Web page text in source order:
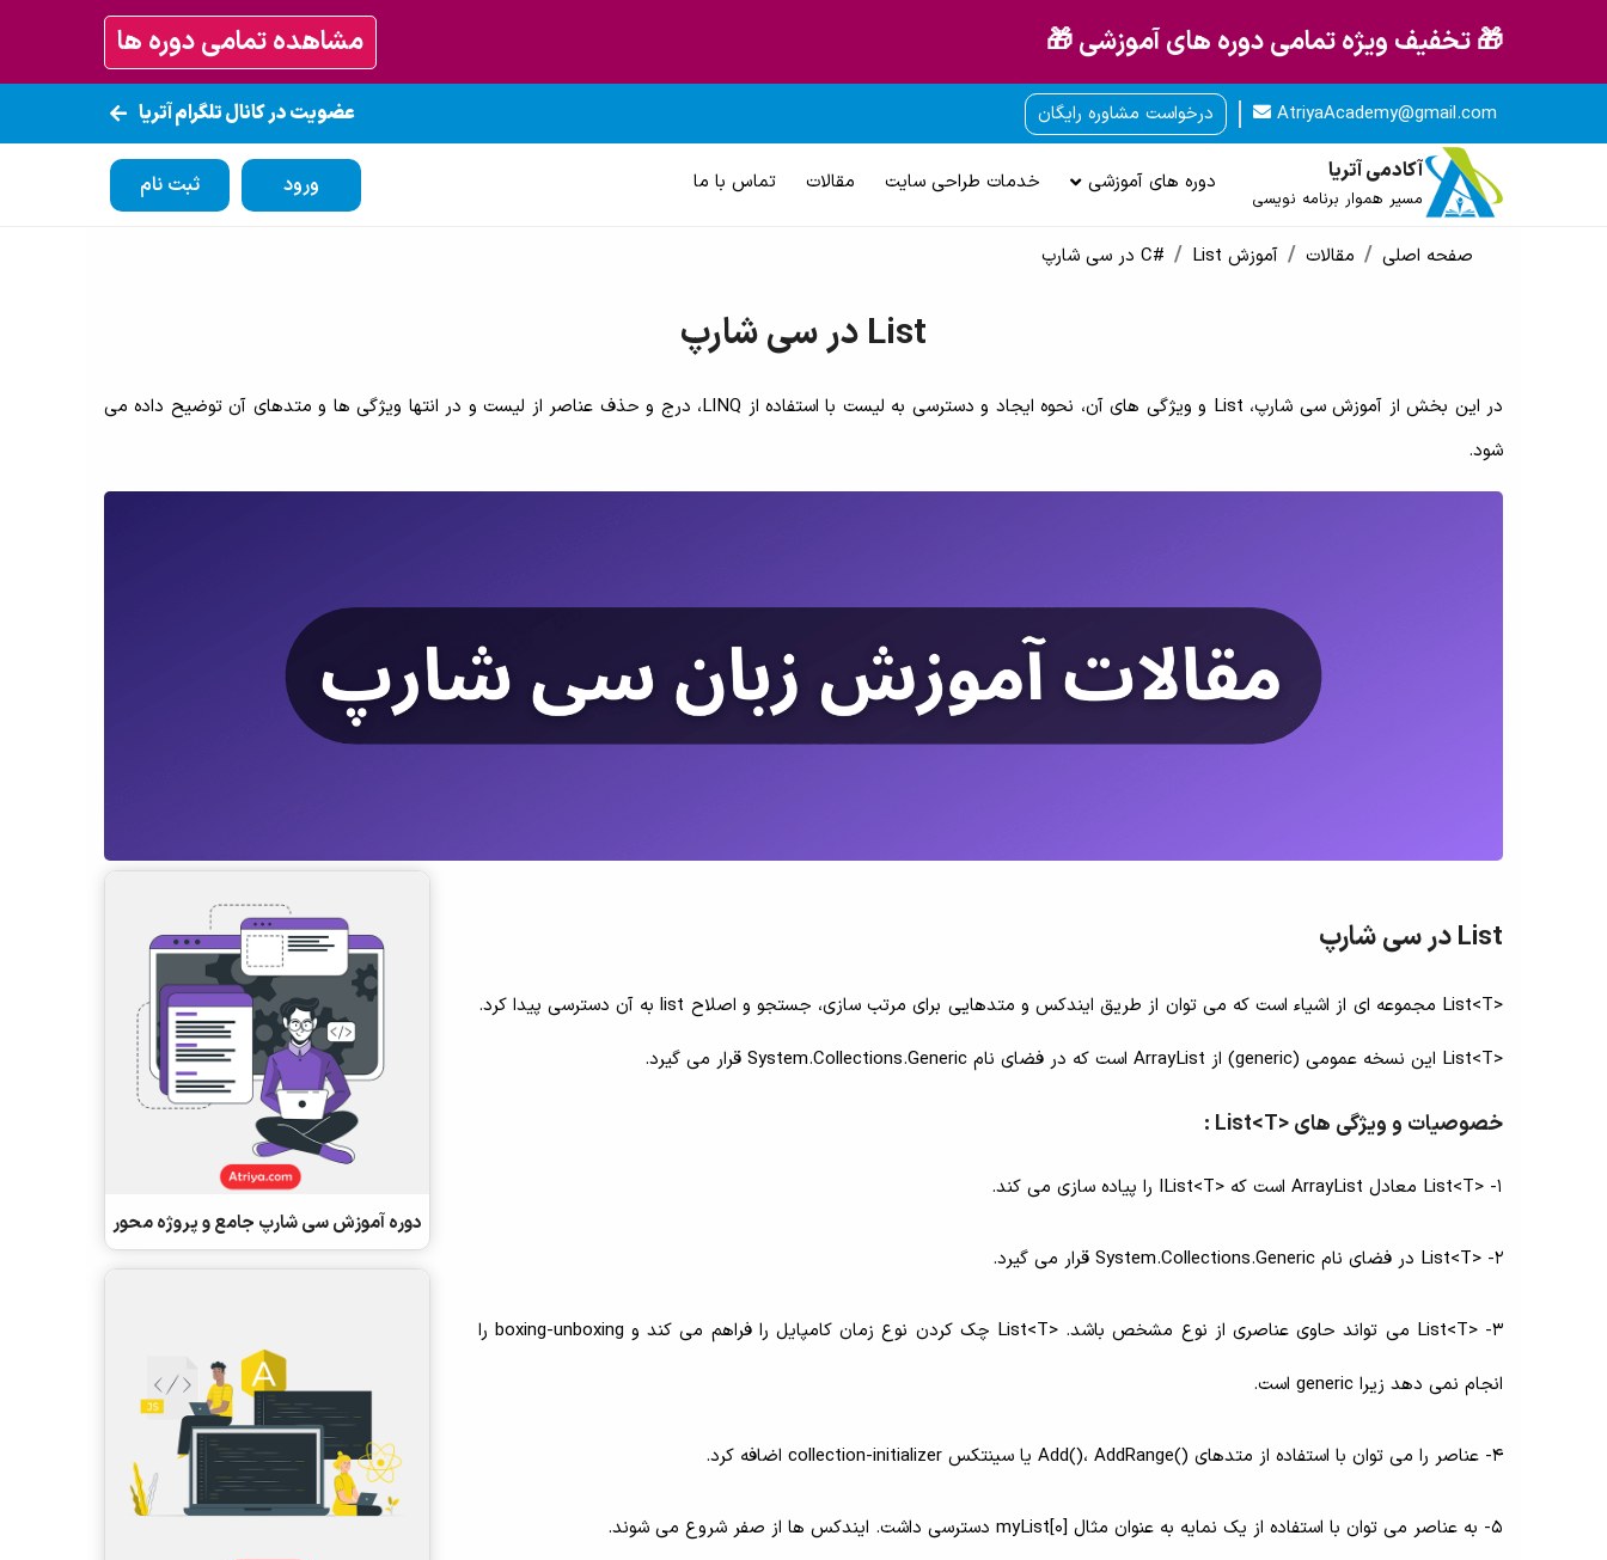
🎁 تخفیف ویژه تمامی دوره های آموزشی 🎁 مشاهده تمامی دوره ها
AtriyaAcademy@gmail.com درخواست مشاوره رایگان
عضویت در کانال تلگرام آتریا
آکادمی آتریا
مسیر هموار برنامه نویسی
دوره های آموزشی خدمات طراحی سایت مقالات تماس با ما ورود ثبت نام
صفحه اصلی مقالات آموزش C# List در سی شارپ
List در سی شارپ
در این بخش از آموزش سی شارپ، List و ویژگی های آن، نحوه ایجاد و دسترسی به لیست با استفاده از LINQ، درج و حذف عناصر از لیست و در انتها ویژگی ها و متدهای آن توضیح داده می
شود.
List در سی شارپ
<List<T مجموعه ای از اشیاء است که می توان از طریق ایندکس و متدهایی برای مرتب سازی، جستجو و اصلاح list به آن دسترسی پیدا کرد.
<List<T این نسخه عمومی (generic) از ArrayList است که در فضای نام System.Collections.Generic قرار می گیرد.
خصوصیات و ویژگی های <List<T :
1- <List<T معادل ArrayList است که <IList<T را پیاده سازی می کند.
2- <List<T در فضای نام System.Collections.Generic قرار می گیرد.
3- <List<T می تواند حاوی عناصری از نوع مشخص باشد. <List<T چک کردن نوع زمان کامپایل را فراهم می کند و boxing-unboxing را
انجام نمی دهد زیرا generic است.
4- عناصر را می توان با استفاده از متدهای ()Add()، AddRange یا سینتکس collection-initializer اضافه کرد.
5- به عناصر می توان با استفاده از یک نمایه به عنوان مثال myList[0] دسترسی داشت. ایندکس ها از صفر شروع می شوند.
دوره آموزش سی شارپ جامع و پروژه محور